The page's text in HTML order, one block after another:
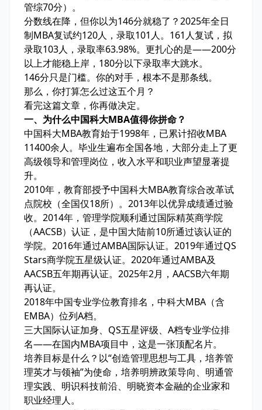
管综70分）。
分数线在降，但你以为146分就稳了？2025年全日
制MBA复试约120人，录取101人。161人复试，拟
录取103人，录取率63.98%。更扎心的是——200分
以上才能稳上岸，180分以下录取率大跳水。
146分只是门槛。你的对手，根本不是那条线。
那么，你打算怎么过这五个月？
看完这篇文章，你再做决定。
一、为什么中国科大MBA值得你拼命？
中国科大MBA教育始于1998年，已累计招收MBA
11400余人。毕业生遍布全国各地，大部分走上了更
高级领导和管理岗位，收入水平和职业声望显著提
升。
2010年，教育部授予中国科大MBA教育综合改革试
点院校（全国仅18所）。2013年以优异成绩通过验
收。2014年，管理学院顺利通过国际精英商学院
（AACSB）认证，是中国大陆前10所通过该认证的
学院。2016年通过AMBA国际认证。2019年通过QS
Stars商学院五星级认证。2020年通过AMBA及
AACSB五年期再认证。2025年2月，AACSB六年期
再认证。
2018年中国专业学位教育排名，中科大MBA（含
EMBA）位列A档。
三大国际认证加身、QS五星评级、A档专业学位排
名——在国内MBA项目中，这是一张顶配名片。
培养目标是什么？以“创造管理思想与工具，培养管
理英才与领袖”为使命，培养明辨政策导向、明通管
理实践、明识科技前沿、明晓资本金融的企业家和
职业经理人。